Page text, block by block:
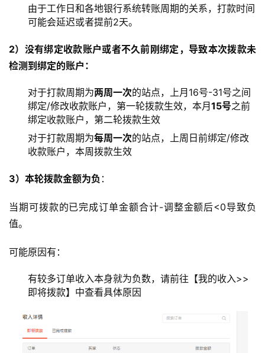
由于工作日和各地银行系统转账周期的关系，打款时间
可能会延迟或者提前2天。
2）没有绑定收款账户或者不久前刚绑定，导致本次拨款未
检测到绑定的账户：
对于打款周期为两周一次的站点，上月16号-31号之间
绑定/修改收款账户，第一轮拨款生效，本月15号之前
绑定收款账户，第二轮拨款生效
对于打款周期为每周一次的站点，上周日前绑定/修改
收款账户，本周拨款生效
3）本轮拨款金额为负 ：
当期可拨款的已完成订单金额合计-调整金额后<0导致负
值。
可能原因有：
有较多订单收入本身就为负数，请前往【我的收入>>
即将拨款】中查看具体原因